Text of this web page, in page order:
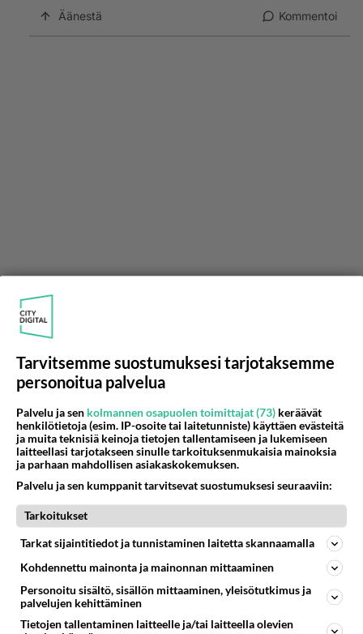
Äänestä Kommentoi
Karvaton voittaa aina karvallisen 😝
Anonyymi00009
2026-06-10 20:18:36
julkivasemmistolaisten vetämässä laumassa ilman
omaa ajattelukykyä. Ei jatkoon.
Äänestä Kommentoi
Anonyymi00035
2026-06-10 21:18:33
Tarvitsemme suostumuksesi tarjotaksemme
personoitua palvelua
Palvelu ja sen kolmannen osapuolen toimittajat (73) keräävät
henkilötietoja (esim. IP-osoite tai laitetunniste) käyttäen evästeitä
ja muita teknisiä keinoja tietojen tallentamiseen ja lukemiseen
laitteellasi tarjotakseen sinulle tarkoituksenmukaisia mainoksia
ja parhaan mahdollisen asiakaskokemuksen.
Palvelu ja sen kumppanit tarvitsevat suostumuksesi seuraaviin:
Tarkoitukset
Tarkat sijaintitiedot ja tunnistaminen laitetta skannaamalla
Kohdennettu mainonta ja mainonnan mittaaminen
Personoitu sisältö, sisällön mittaaminen, yleisötutkimus ja
palvelujen kehittäminen
Tietojen tallentaminen laitteelle ja/tai laitteella olevien